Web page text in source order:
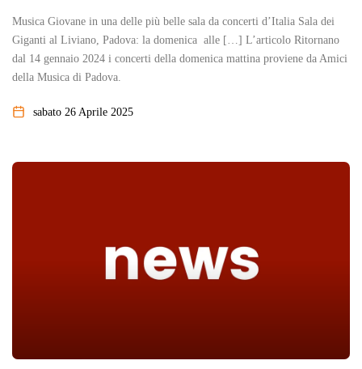
Musica Giovane in una delle più belle sala da concerti d’Italia Sala dei
Giganti al Liviano, Padova: la domenica alle […] L’articolo Ritornano
dal 14 gennaio 2024 i concerti della domenica mattina proviene da Amici
della Musica di Padova.
sabato 26 Aprile 2025